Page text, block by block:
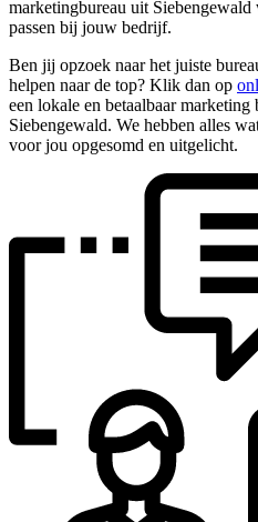
marketingbureau uit
passen bij jouw bedrijf.
Ben jij opzoek naar het juiste
helpen naar de top? Klik dan op
een lokale en betaalbaar
Siebengewald. We hebben alles
voor jou opgesomd en uitgelicht.